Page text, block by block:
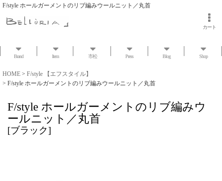
F/style ホールガーメントのリブ編みウールニット／丸首
カート
Brand Item 市松 Press Blog Shop
HOME > F/style 【エフスタイル】
> F/style ホールガーメントのリブ編みウールニット／丸首
F/style ホールガーメントのリブ編みウ
ールニット／丸首
[ブラック]